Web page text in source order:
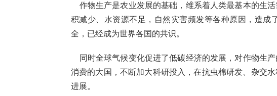
作物生产是农业发展的基础，维系着人类最基本的生
积减少、水资源不足，自然灾害频发等各种原因，造
全，已经成为世界各国的共识。
同时全球气候变化促进了低碳经济的发展，对作物生
消费的大国，不断加大科研投入，在抗虫棉研发、杂交
进展。